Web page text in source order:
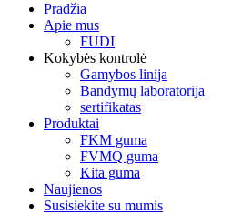
Pradžia
Apie mus
FUDI
Kokybės kontrolė
Gamybos linija
Bandymų laboratorija
sertifikatas
Produktai
FKM guma
FVMQ guma
Kita guma
Naujienos
Susisiekite su mumis